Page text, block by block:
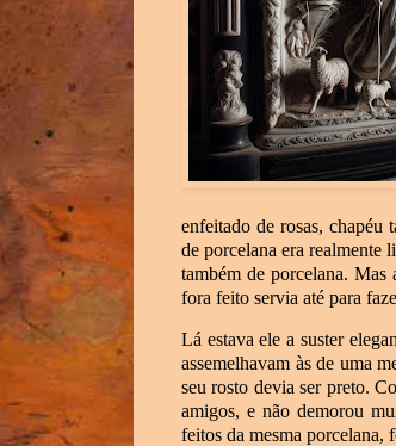
enfeitado de rosas, chapéu
de porcelana era realmente
também de porcelana. Mas
fora feito servia até para
Lá estava ele a suster
assemelhavam às de uma
seu rosto devia ser preto.
amigos, e não demorou
feitos da mesma porcelana,